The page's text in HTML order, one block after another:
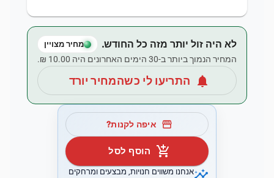
לא היה זול יותר מזה כל החודש. מחיר מצויין
המחיר הנמוך ביותר ב-30 הימים האחרונים היה ‏10.00 ‏₪.
notifications התריעו לי כשהמחיר יורד
storefront איפה לקנות?
add_shopping_cart הוסף לסל
insightsאנחנו משווים חנויות, מבצעים ומרחקים